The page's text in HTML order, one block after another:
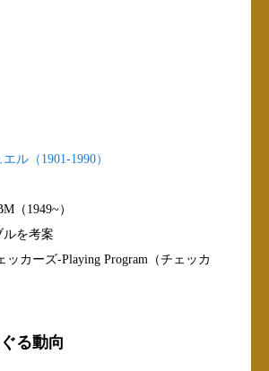
ル（1901-1990）
（1949~）
ルを考案
ッカーズ-Playing Program（チェッカ
る動向